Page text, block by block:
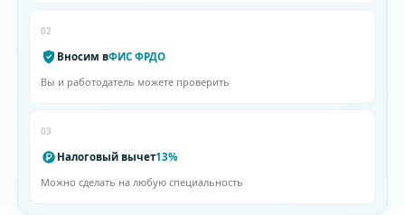
02
Вносим вФИС ФРДО
Вы и работодатель можете проверить
03
Налоговый вычет13%
Можно сделать на любую специальность